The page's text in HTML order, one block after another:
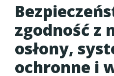
zgodność z
osłony,
ochronne i